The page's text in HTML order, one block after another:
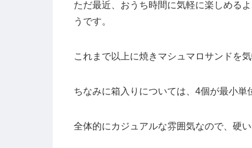
ただ最近、おうち時間に気軽に楽しめるよ
うです。
これまで以上に焼きマシュマロサンドを
ちなみに箱入りについては、4個が最小単
全体的にカジュアルな雰囲気なので、硬